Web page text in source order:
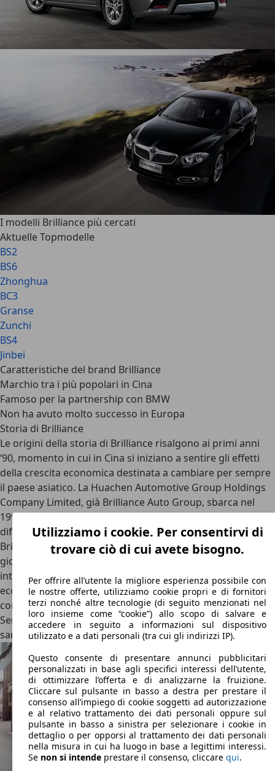
I modelli Brilliance più cercati
Aktuelle Topmodelle
BS2
BS6
Zhonghua
BC3
Granse
Zunchi
BS4
Jinbei
Caratteristiche del brand Brilliance
Marchio tra i più popolari in Cina
Famoso per la partnership con BMW
Non ha avuto molto successo in Europa
Storia di Brilliance
Le origini della storia di Brilliance risalgono ai primi anni
‘90, momento in cui in Cina si iniziano a sentire gli effetti
della crescita economica destinata a cambiare per sempre
il paese asiatico. La Huachen Automotive Group Holdings
Company Limited, già Brilliance Auto Group, sbarca nel
1992 nel segmento fiorente dei minibus, in rapida
diffusione nelle grosse metropoli del dragone. Nel 2003
Brilliance stringe l’accordo più importante nella sua
giovane storia, convincendo una BMW fortemente
interessata a nuove quote di mercato in una delle
economie più fiorenti dell’epoca. BMW, in questo modo,
consente a Brilliance di produrre modelli importanti come
Serie 3 e Serie 5 direttamente in Cina, così come i piani
sarebbero stati quelli di produrre anche la X1.
Utilizziamo i cookie. Per consentirvi di
trovare ciò di cui avete bisogno.
Per offrire all’utente la migliore esperienza possibile con
le nostre offerte, utilizziamo cookie propri e di fornitori
terzi nonché altre tecnologie (di seguito menzionati nel
loro insieme come “cookie”) allo scopo di salvare e
accedere in seguito a informazioni sul dispositivo
utilizzato e a dati personali (tra cui gli indirizzi IP).
Questo consente di presentare annunci pubblicitari
personalizzati in base agli specifici interessi dell’utente,
di ottimizzare l’offerta e di analizzarne la fruizione.
Cliccare sul pulsante in basso a destra per prestare il
consenso all’impiego di cookie soggetti ad autorizzazione
e al relativo trattamento dei dati personali oppure sul
pulsante in basso a sinistra per selezionare i cookie in
dettaglio o per opporsi al trattamento dei dati personali
nella misura in cui ha luogo in base a legittimi interessi.
Se non si intende prestare il consenso, cliccare qui.